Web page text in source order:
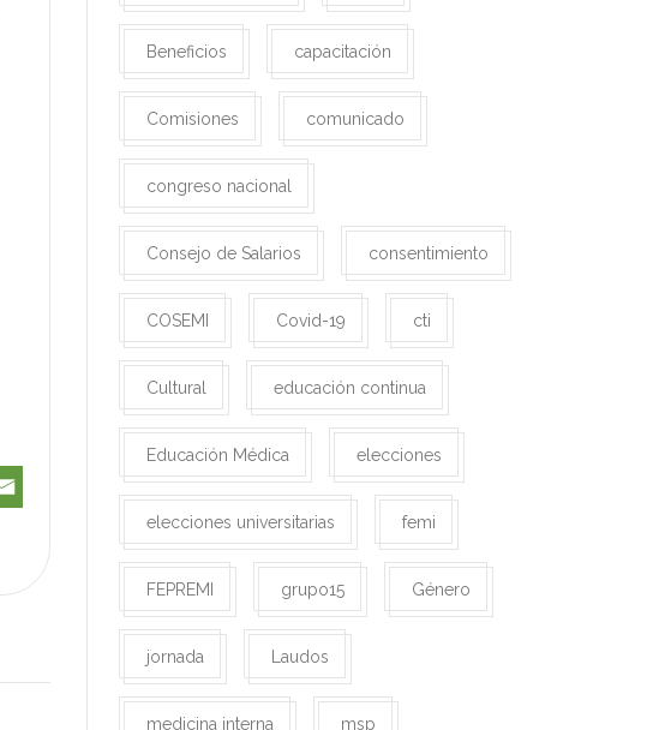
Beneficios capacitación
Comisiones comunicado
congreso nacional
Consejo de Salarios consentimiento
COSEMI Covid-19 cti
Cultural educación continua
Educación Médica elecciones
elecciones universitarias femi
FEPREMI grupo15 Género
jornada Laudos
medicina interna msp